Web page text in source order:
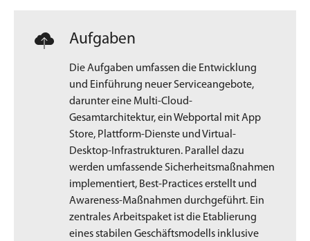
Aufgaben
Die Aufgaben umfassen die Entwicklung
und Einführung neuer Serviceangebote,
darunter eine Multi-Cloud-
Gesamtarchitektur, ein Webportal mit App
Store, Plattform-Dienste und Virtual-
Desktop-Infrastrukturen. Parallel dazu
werden umfassende Sicherheitsmaßnahmen
implementiert, Best-Practices erstellt und
Awareness-Maßnahmen durchgeführt. Ein
zentrales Arbeitspaket ist die Etablierung
eines stabilen Geschäftsmodells inklusive